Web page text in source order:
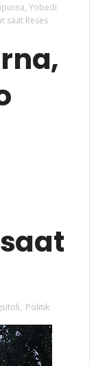
Yobedi
saat Reses
, Politik